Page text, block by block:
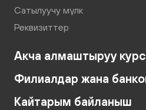
Сатылуучу мүлк
Реквизиттер
Акча алмаштыруу
Филиалдар жана
Кайтарым байланыш